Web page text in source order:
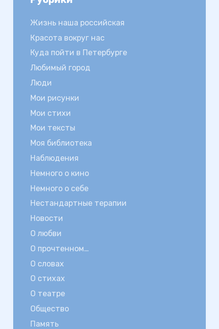
Жизнь наша российская
Красота вокруг нас
Куда пойти в Петербурге
Любимый город
Люди
Мои рисунки
Мои стихи
Мои тексты
Моя библиотека
Наблюдения
Немного о кино
Немного о себе
Нестандартные терапии
Новости
О любви
О прочтенном…
О словах
О стихах
О театре
Общество
Память